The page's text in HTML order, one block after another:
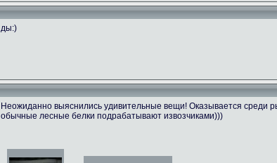
ды:)
Неожиданно выяснились удивительные вещи! Оказывается среди
обычные лесные белки подрабатывают извозчиками)))